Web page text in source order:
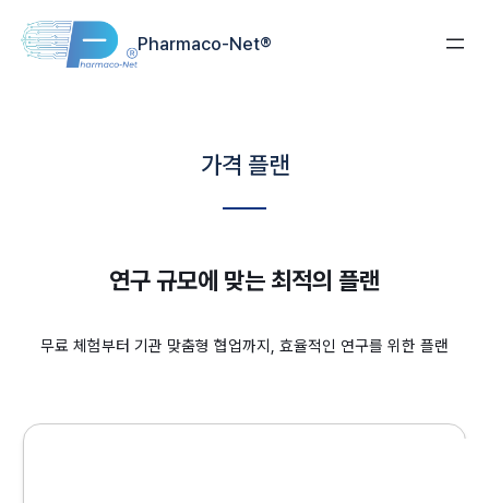
콘텐츠로
바로가기
Pharmaco-Net®
가격 플랜
연구 규모에 맞는 최적의 플랜
무료 체험부터 기관 맞춤형 협업까지, 효율적인 연구를 위한 플랜